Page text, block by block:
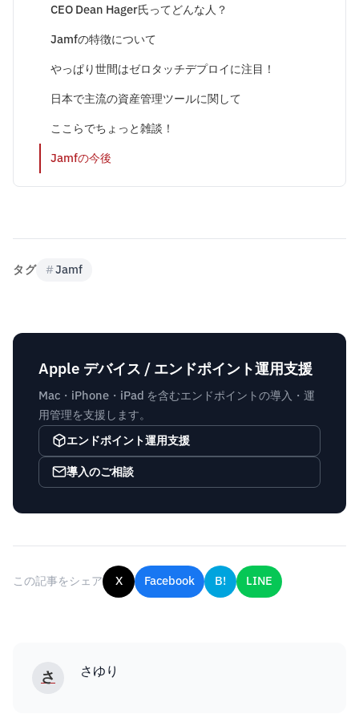
CEO Dean Hager氏ってどんな人？
Jamfの特徴について
やっぱり世間はゼロタッチデプロイに注目！
日本で主流の資産管理ツールに関して
ここらでちょっと雑談！
Jamfの今後
タグ #Jamf
Apple デバイス / エンドポイント運用支援
Mac・iPhone・iPad を含むエンドポイントの導入・運
用管理を支援します。
エンドポイント運用支援
導入のご相談
この記事をシェア X Facebook B! LINE
さ さゆり